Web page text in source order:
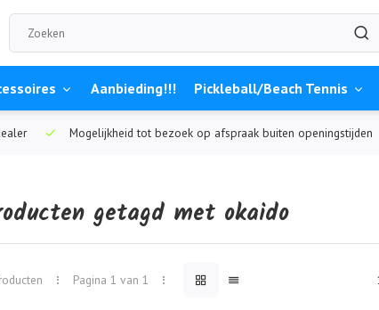
Aanbieding!!! Pickleball/Beach Tennis
Mogelijkheid tot bezoek op afspraak buiten openingstijden
getagd met okaido
Pagina 1 van 1